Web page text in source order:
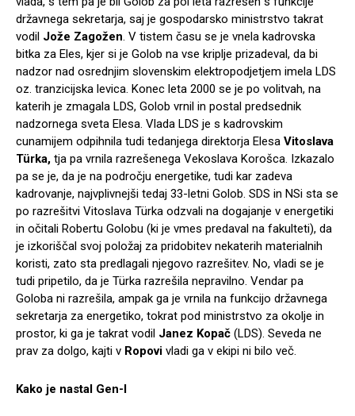
državnega sekretarja, saj je gospodarsko ministrstvo takrat
vodil Jože Zagožen . V tistem času se je vnela kadrovska
bitka za Eles, kjer si je Golob na vse kriplje prizadeval, da bi
nadzor nad osrednjim slovenskim elektropodjetjem imela LDS
oz. tranzicijska levica. Konec leta 2000 se je po volitvah, na
katerih je zmagala LDS, Golob vrnil in postal predsednik
nadzornega sveta Elesa. Vlada LDS je s kadrovskim
cunamijem odpihnila tudi tedanjega direktorja Elesa Vitoslava
Türka, tja pa vrnila razrešenega Vekoslava Korošca. Izkazalo
pa se je, da je na področju energetike, tudi kar zadeva
kadrovanje, najvplivnejši tedaj 33-letni Golob. SDS in NSi sta se
po razrešitvi Vitoslava Türka odzvali na dogajanje v energetiki
in očitali Robertu Golobu (ki je vmes predaval na fakulteti), da
je izkoriščal svoj položaj za pridobitev nekaterih materialnih
koristi, zato sta predlagali njegovo razrešitev. No, vladi se je
tudi pripetilo, da je Türka razrešila nepravilno. Vendar pa
Goloba ni razrešila, ampak ga je vrnila na funkcijo državnega
sekretarja za energetiko, tokrat pod ministrstvo za okolje in
prostor, ki ga je takrat vodil Janez Kopač (LDS). Seveda ne
prav za dolgo, kajti v Ropovi vladi ga v ekipi ni bilo več.
Kako je nastal Gen-I